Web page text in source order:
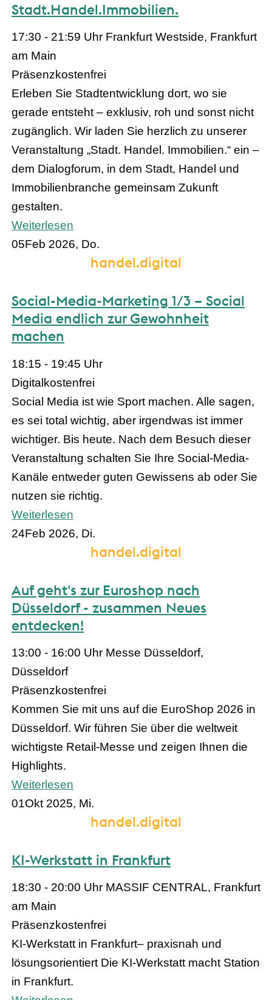
Stadt.Handel.Immobilien.
17:30 - 21:59 Uhr Frankfurt Westside, Frankfurt
am Main
Präsenzkostenfrei
Erleben Sie Stadtentwicklung dort, wo sie
gerade entsteht – exklusiv, roh und sonst nicht
zugänglich. Wir laden Sie herzlich zu unserer
Veranstaltung „Stadt. Handel. Immobilien.“ ein –
dem Dialogforum, in dem Stadt, Handel und
Immobilienbranche gemeinsam Zukunft
gestalten.
Weiterlesen
05Feb 2026, Do.
handel.digital
Social-Media-Marketing 1/3 – Social
Media endlich zur Gewohnheit
machen
18:15 - 19:45 Uhr
Digitalkostenfrei
Social Media ist wie Sport machen. Alle sagen,
es sei total wichtig, aber irgendwas ist immer
wichtiger. Bis heute. Nach dem Besuch dieser
Veranstaltung schalten Sie Ihre Social-Media-
Kanäle entweder guten Gewissens ab oder Sie
nutzen sie richtig.
Weiterlesen
24Feb 2026, Di.
handel.digital
Auf geht's zur Euroshop nach
Düsseldorf - zusammen Neues
entdecken!
13:00 - 16:00 Uhr Messe Düsseldorf,
Düsseldorf
Präsenzkostenfrei
Kommen Sie mit uns auf die EuroShop 2026 in
Düsseldorf. Wir führen Sie über die weltweit
wichtigste Retail-Messe und zeigen Ihnen die
Highlights.
Weiterlesen
01Okt 2025, Mi.
handel.digital
KI-Werkstatt in Frankfurt
18:30 - 20:00 Uhr MASSIF CENTRAL, Frankfurt
am Main
Präsenzkostenfrei
KI-Werkstatt in Frankfurt– praxisnah und
lösungsorientiert Die KI-Werkstatt macht Station
in Frankfurt.